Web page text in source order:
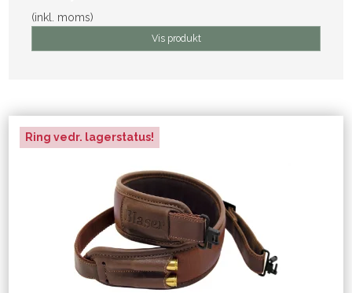
(inkl. moms)
Vis produkt
Ring vedr. lagerstatus!